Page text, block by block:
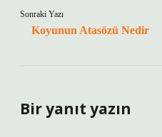
Sonraki Yazı
Koyunun Atasözü Nedir
Bir yanıt yazın